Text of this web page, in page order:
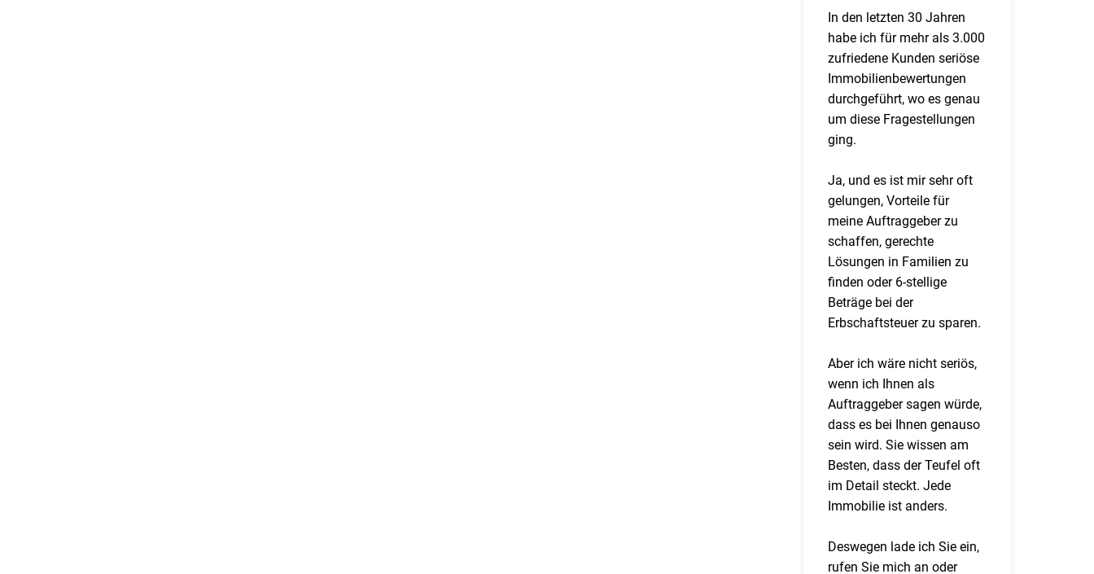
In den letzten 30 Jahren
habe ich für mehr als 3.000
zufriedene Kunden seriöse
Immobilienbewertungen
durchgeführt, wo es genau
um diese Fragestellungen
ging.
Ja, und es ist mir sehr oft
gelungen, Vorteile für
meine Auftraggeber zu
schaffen, gerechte
Lösungen in Familien zu
finden oder 6-stellige
Beträge bei der
Erbschaftsteuer zu sparen.
Aber ich wäre nicht seriös,
wenn ich Ihnen als
Auftraggeber sagen würde,
dass es bei Ihnen genauso
sein wird. Sie wissen am
Besten, dass der Teufel oft
im Detail steckt. Jede
Immobilie ist anders.
Deswegen lade ich Sie ein,
rufen Sie mich an oder